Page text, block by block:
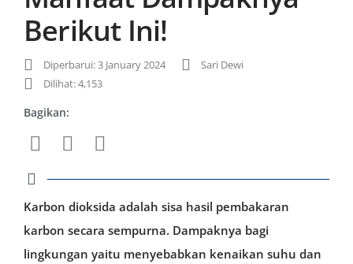
Berikut Ini!
Diperbarui: 3 January 2024
Sari Dewi
Dilihat: 4,153
Bagikan:
Karbon dioksida adalah sisa hasil pembakaran
karbon secara sempurna. Dampaknya bagi
lingkungan yaitu menyebabkan kenaikan suhu dan